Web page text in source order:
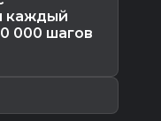
каждый
000 шагов